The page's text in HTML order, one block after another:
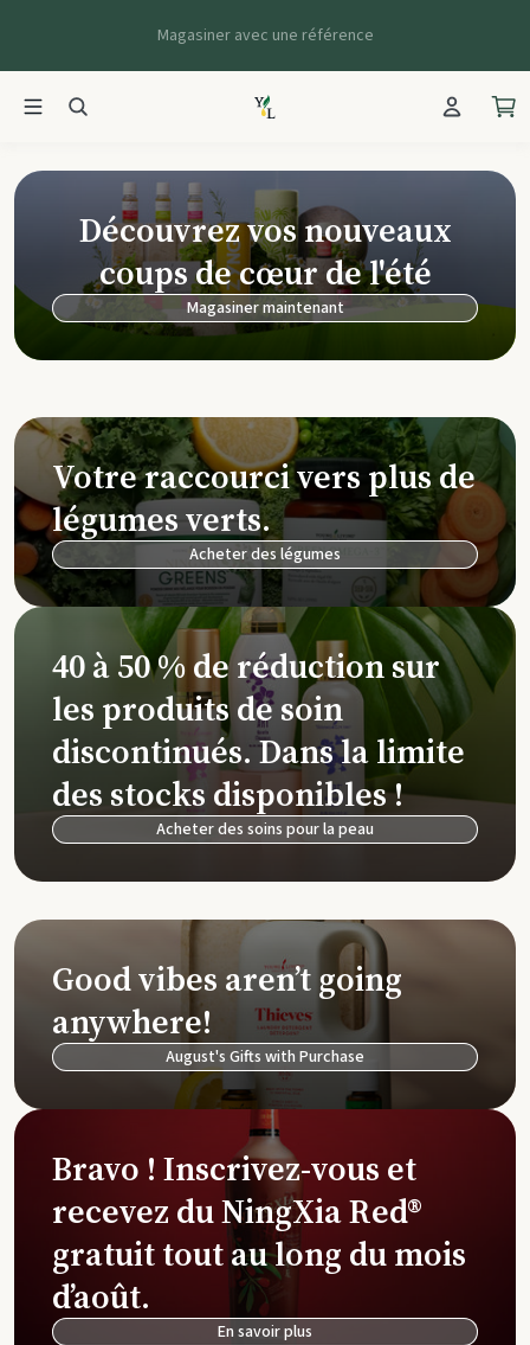
Magasiner avec une référence
Young Living
Découvrez vos nouveaux
coups de cœur de l'été
Magasiner maintenant
Votre raccourci vers plus de
légumes verts.
Acheter des légumes
40 à 50 % de réduction sur
les produits de soin
discontinués. Dans la limite
des stocks disponibles !
Acheter des soins pour la peau
Good vibes aren’t going
anywhere!
August's Gifts with Purchase
Bravo ! Inscrivez-vous et
recevez du NingXia Red®
gratuit tout au long du mois
d’août.
En savoir plus